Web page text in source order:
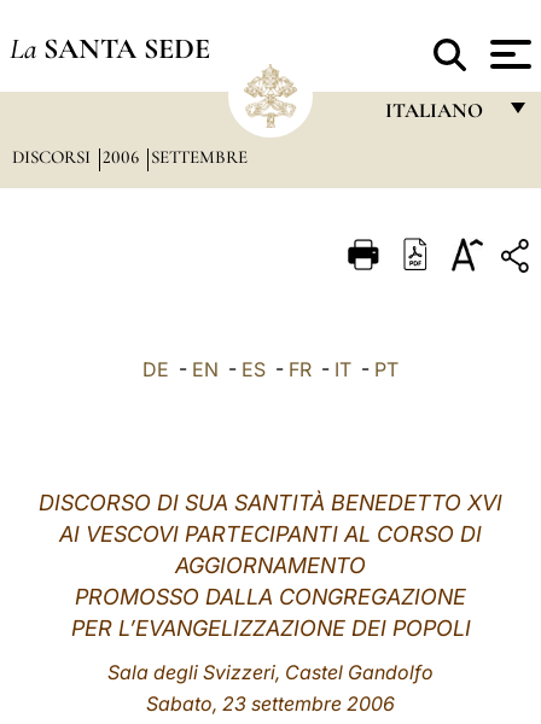
La SANTA SEDE
ITALIANO
ITALIANO
中文
DISCORSI 2006 SETTEMBRE
DE - EN - ES - FR - IT - PT
DISCORSO DI SUA SANTITÀ BENEDETTO XVI
AI VESCOVI PARTECIPANTI AL CORSO DI
AGGIORNAMENTO
PROMOSSO DALLA CONGREGAZIONE
PER L’EVANGELIZZAZIONE DEI POPOLI
Sala degli Svizzeri, Castel Gandolfo
Sabato, 23 settembre 2006